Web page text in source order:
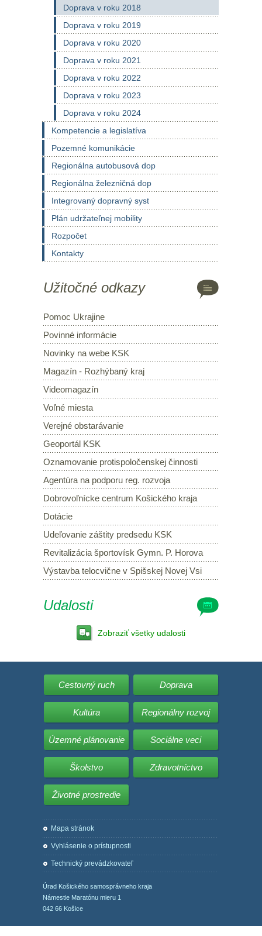
Doprava v roku 2018
Doprava v roku 2019
Doprava v roku 2020
Doprava v roku 2021
Doprava v roku 2022
Doprava v roku 2023
Doprava v roku 2024
Kompetencie a legislatíva
Pozemné komunikácie
Regionálna autobusová dop
Regionálna železničná dop
Integrovaný dopravný syst
Plán udržateľnej mobility
Rozpočet
Kontakty
Užitočné odkazy
Pomoc Ukrajine
Povinné informácie
Novinky na webe KSK
Magazín - Rozhýbaný kraj
Videomagazín
Voľné miesta
Verejné obstarávanie
Geoportál KSK
Oznamovanie protispoločenskej činnosti
Agentúra na podporu reg. rozvoja
Dobrovoľnícke centrum Košického kraja
Dotácie
Udeľovanie záštity predsedu KSK
Revitalizácia športovísk Gymn. P. Horova
Výstavba telocvične v Spišskej Novej Vsi
Udalosti
Zobraziť všetky udalosti
Cestovný ruch Doprava
Kultúra Regionálny rozvoj
Územné plánovanie Sociálne veci
Školstvo Zdravotníctvo
Životné prostredie
Mapa stránok
Vyhlásenie o prístupnosti
Technický prevádzkovateľ
Úrad Košického samosprávneho kraja
Námestie Maratónu mieru 1
042 66 Košice